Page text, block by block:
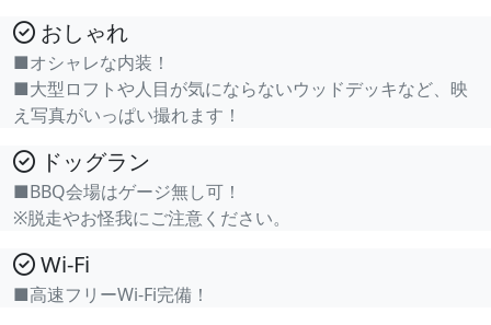
おしゃれ
■オシャレな内装！
■大型ロフトや人目が気にならないウッドデッキなど、映
え写真がいっぱい撮れます！
ドッグラン
■BBQ会場はゲージ無し可！
※脱走やお怪我にご注意ください。
Wi-Fi
■高速フリーWi-Fi完備！